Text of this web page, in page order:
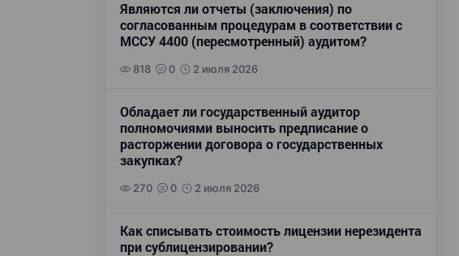
Являются ли отчеты (заключения) по
согласованным процедурам в соответствии с
МССУ 4400 (пересмотренный) аудитом?
818 0 2 июля 2026
Обладает ли государственный аудитор
полномочиями выносить предписание о
расторжении договора о государственных
закупках?
270 0 2 июля 2026
Как списывать стоимость лицензии нерезидента
при сублицензировании?